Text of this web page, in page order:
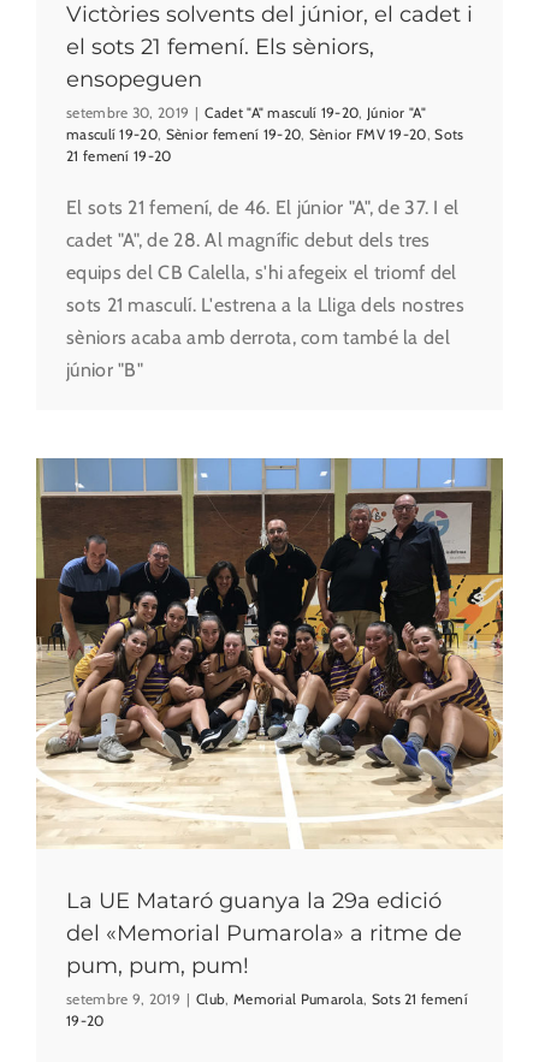
Victòries solvents del júnior, el cadet i
el sots 21 femení. Els sèniors,
ensopeguen
setembre 30, 2019 | Cadet "A" masculí 19-20, Júnior "A"
masculí 19-20, Sènior femení 19-20, Sènior FMV 19-20,Sots
21 femení 19-20
El sots 21 femení, de 46. El júnior "A", de 37. I el
cadet "A", de 28. Al magnífic debut dels tres
equips del CB Calella, s'hi afegeix el triomf del
sots 21 masculí. L'estrena a la Lliga dels nostres
sèniors acaba amb derrota, com també la del
júnior "B"
La UE Mataró guanya la 29a edició
del «Memorial Pumarola» a ritme de
pum, pum, pum!
setembre 9, 2019 | Club, Memorial Pumarola, Sots 21 femení
19-20